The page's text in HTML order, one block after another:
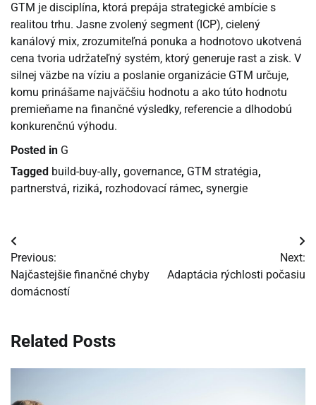
GTM je disciplína, ktorá prepája strategické ambície s
realitou trhu. Jasne zvolený segment (ICP), cielený
kanálový mix, zrozumiteľná ponuka a hodnotovo ukotvená
cena tvoria udržateľný systém, ktorý generuje rast a zisk. V
silnej väzbe na víziu a poslanie organizácie GTM určuje,
komu prinášame najväčšiu hodnotu a ako túto hodnotu
premieňame na finančné výsledky, referencie a dlhodobú
konkurenčnú výhodu.
Posted in G
Tagged build-buy-ally, governance, GTM stratégia,
partnerstvá, riziká, rozhodovací rámec, synergie
Navigácia
v
článku
Previous:
Najčastejšie finančné chyby
domácností
Next:
Adaptácia rýchlosti počasiu
Related Posts